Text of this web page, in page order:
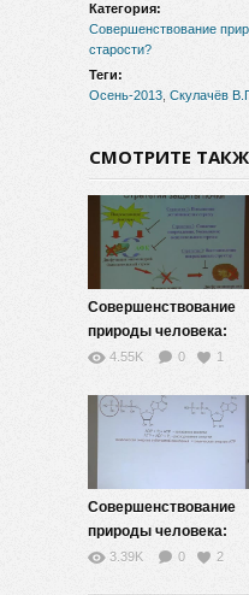
Категория:
Совершенствование
старости?
Теги:
Осень-2013 Скулачёв
СМОТРИТЕ
Совершенствование
природы человека:
жизнь без старости? —
4.55K 0 1
Совершенствование
природы человека:
жизнь без старости? —
3.39K 0 2